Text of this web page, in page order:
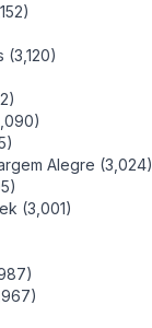
(3,120)
Alegre (3,024)
(3,001)